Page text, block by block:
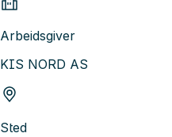
Arbeidsgiver
KIS NORD AS
Sted